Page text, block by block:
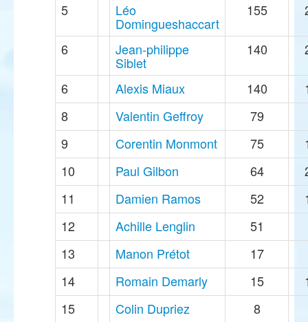
5
Léo
Domingueshaccart
155
6 Jean-philippe
Siblet
140
6 Alexis Miaux 140
8
Valentin Geffroy 79
9
Corentin Monmont 75
10
Paul Gilbon 64
11
Damien Ramos 52
12
Achille Lenglin 51
13
Manon Prétot 17
14
Romain Demarly 15
15
Colin Dupriez 8